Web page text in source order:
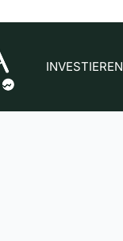
INVESTIEREN